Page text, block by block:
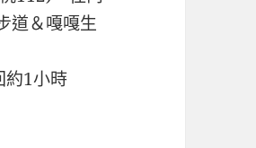
道＆嘎嘎生
約1小時